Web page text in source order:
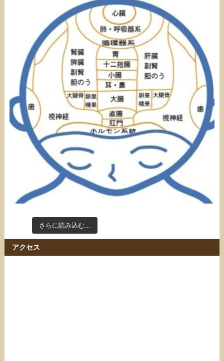
さらに読み込む...
アクセス